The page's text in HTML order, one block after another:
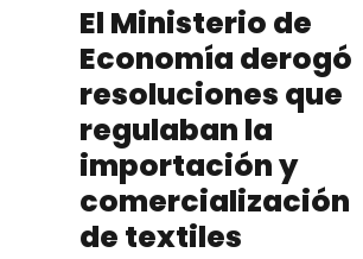
El Ministerio de
Economía derogó
resoluciones que
regulaban la
importación y
comercialización
de textiles